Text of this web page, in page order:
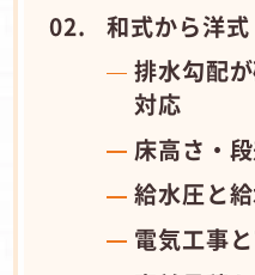
和式から洋
排水勾配
対応
床高さ・
給水圧と
電気工事